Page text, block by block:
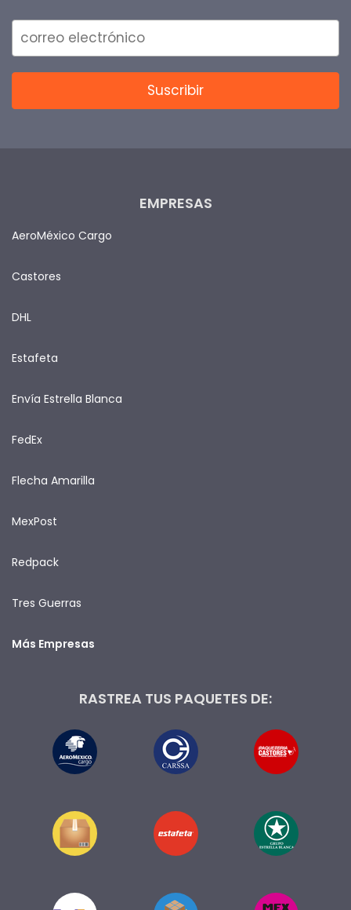
EMPRESAS
AeroMéxico Cargo
Castores
DHL
Estafeta
Envía Estrella Blanca
FedEx
Flecha Amarilla
MexPost
Redpack
Tres Guerras
Más Empresas
RASTREA TUS PAQUETES DE: